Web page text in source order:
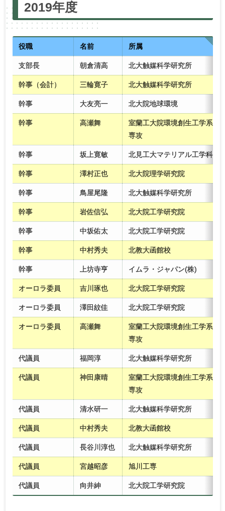
2021年度 2020年度
2017年度 2016年度 2015年度
2013年度 2012年度 2010年度
2019年度
役職 名前 所属
支部長 朝倉清高 北大触媒科学研究所
幹事（会計） 三輪寛子 北大触媒科学研究所
幹事 大友亮一 北大院地球環境
幹事 高瀬舞
室蘭工大院環境創生工学系
専攻
幹事 坂上寛敏 北見工大マテリアル工学科
幹事 澤村正也 北大院理学研究院
幹事 鳥屋尾隆 北大触媒科学研究所
幹事 岩佐信弘 北大院工学研究院
幹事 中坂佑太 北大院工学研究院
幹事 中村秀夫 北教大函館校
幹事 上坊寺亨 イムラ・ジャパン(株)
オーロラ委員 吉川琢也 北大院工学研究院
オーロラ委員 澤田紋佳 北大院工学研究院
オーロラ委員 高瀬舞
室蘭工大院環境創生工学系
専攻
代議員 福岡淳 北大触媒科学研究所
代議員 神田康晴
室蘭工大院環境創生工学系
専攻
代議員 清水研一 北大触媒科学研究所
代議員 中村秀夫 北教大函館校
代議員 長谷川淳也 北大触媒科学研究所
代議員 宮越昭彦 旭川工専
代議員 向井紳 北大院工学研究院